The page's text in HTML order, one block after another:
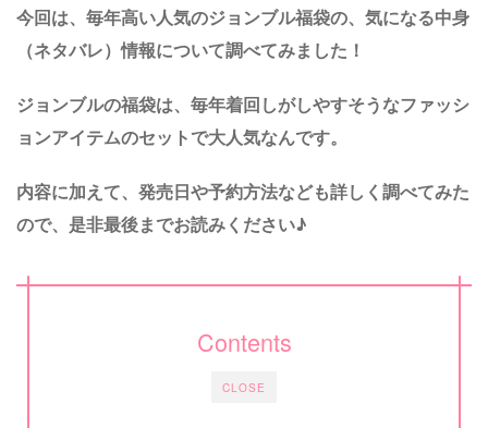
今回は、毎年高い人気のジョンブル福袋の、気になる中身
（ネタバレ）情報について調べてみました！
ジョンブルの福袋は、毎年着回しがしやすそうなファッシ
ョンアイテムのセットで大人気なんです。
内容に加えて、発売日や予約方法なども詳しく調べてみた
ので、是非最後までお読みください♪
CLOSE
Contents